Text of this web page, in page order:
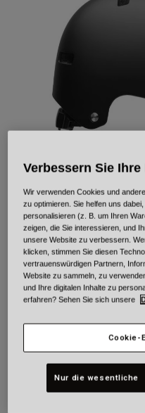
Adventure
Retro
Alle Artikel anzeigen
Urban
BMX
Alle Artikel anzeigen
Local Solid
Artikelnr.40270
€ 59,99
Farben -
Verbessern Sie
Wir verwenden Cookies und
zu optimieren. Sie helfen uns
personalisieren (z. B. um Ihren
zeigen, die Sie interessieren, und
unsere Website zu verbessern.
klicken, stimmen Sie diesen
vertrauenswürdigen Partnern,
Website zu sammeln, zu
und Ihre digitalen Inhalte zu
erfahren? Sehen Sie sich unsere
Cookie-
Nur die wesentliche